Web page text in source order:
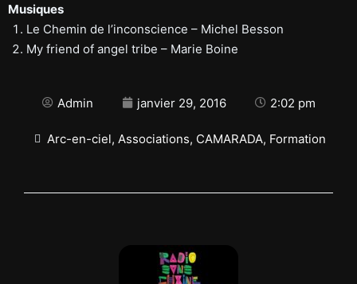
Musiques
Le Chemin de l’inconscience – Michel Besson
My friend of angel tribe – Marie Boine
Admin janvier 29, 2016 2:02 pm
Arc-en-ciel, Associations, CAMARADA, Formation